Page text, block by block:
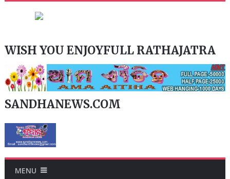
WISH YOU ENJOYFULL RATHAJATRA
SANDHANEWS.COM
MENU